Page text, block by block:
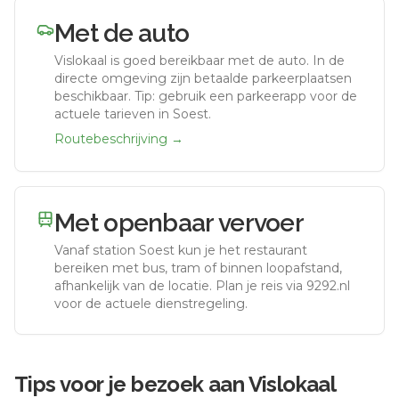
Met de auto
Vislokaal is goed bereikbaar met de auto. In de
directe omgeving zijn betaalde parkeerplaatsen
beschikbaar. Tip: gebruik een parkeerapp voor de
actuele tarieven in Soest.
Routebeschrijving →
Met openbaar vervoer
Vanaf station Soest kun je het restaurant
bereiken met bus, tram of binnen loopafstand,
afhankelijk van de locatie. Plan je reis via 9292.nl
voor de actuele dienstregeling.
Tips voor je bezoek aanVislokaal